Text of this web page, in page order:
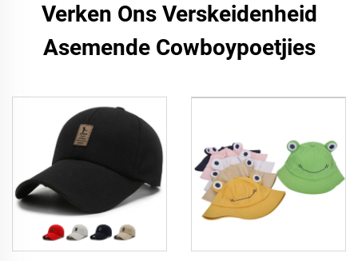
Verken Ons Verskeidenheid
Asemende Cowboypoetjies